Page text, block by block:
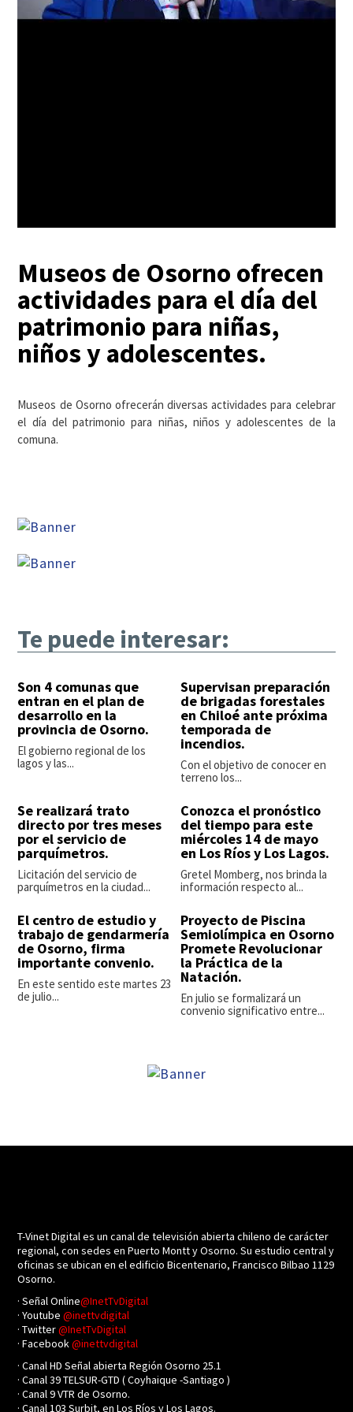
Museos de Osorno ofrecen
actividades para el día del
patrimonio para niñas,
niños y adolescentes.
Museos de Osorno ofrecerán diversas actividades para celebrar
el día del patrimonio para niñas, niños y adolescentes de la
comuna.
Te puede interesar:
Son 4 comunas que
entran en el plan de
desarrollo en la
provincia de Osorno.
El gobierno regional de los
lagos y las...
Supervisan preparación
de brigadas forestales
en Chiloé ante próxima
temporada de
incendios.
Con el objetivo de conocer en
terreno los...
Se realizará trato
directo por tres meses
por el servicio de
parquímetros.
Licitación del servicio de
parquímetros en la ciudad...
Conozca el pronóstico
del tiempo para este
miércoles 14 de mayo
en Los Ríos y Los Lagos.
Gretel Momberg, nos brinda la
información respecto al...
El centro de estudio y
trabajo de gendarmería
de Osorno, firma
importante convenio.
En este sentido este martes 23
de julio...
Proyecto de Piscina
Semiolímpica en Osorno
Promete Revolucionar
la Práctica de la
Natación.
En julio se formalizará un
convenio significativo entre...
T-Vinet Digital es un canal de televisión abierta chileno de carácter
regional, con sedes en Puerto Montt y Osorno. Su estudio central y
oficinas se ubican en el edificio Bicentenario, Francisco Bilbao 1129
Osorno.
· Señal Online@InetTvDigital
· Youtube@inettvdigital
· Twitter@InetTvDigital
· Facebook@inettvdigital
· Canal HD Señal abierta Región Osorno 25.1
· Canal 39 TELSUR-GTD ( Coyhaique -Santiago )
· Canal 9 VTR de Osorno.
· Canal 103 Surbit, en Los Ríos y Los Lagos.